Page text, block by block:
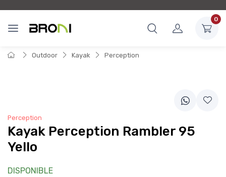
0
Outdoor Kayak Perception
Perception
Kayak Perception Rambler 95
Yello
DISPONIBLE